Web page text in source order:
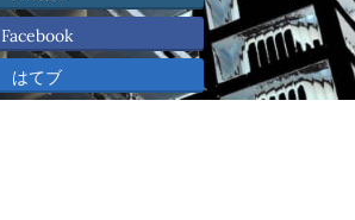
Facebook
はてブ